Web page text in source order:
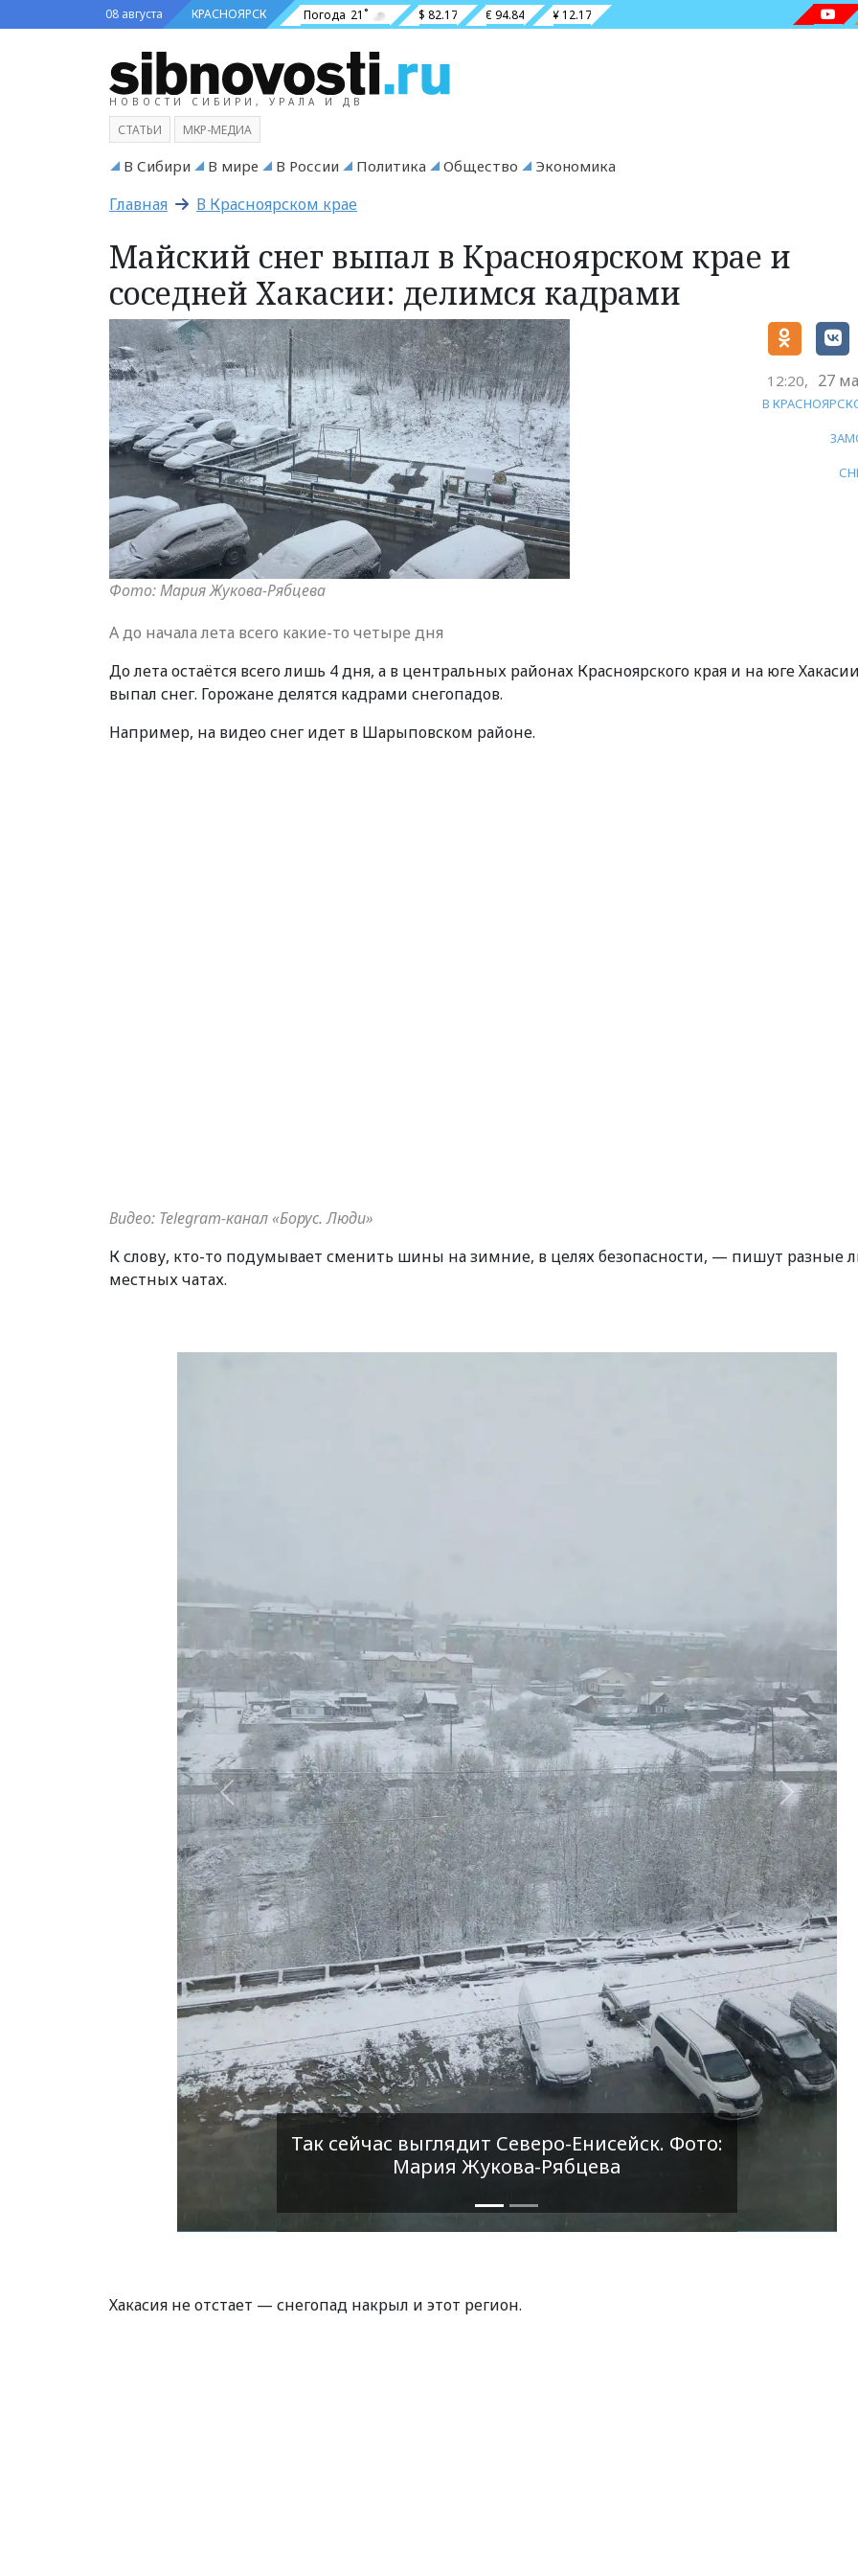
08 августа КРАСНОЯРСК Погода 21˚ $ 82.17 € 94.84 ¥ 12.17
НОВОСТИ СИБИРИ, УРАЛА И ДВ
СТАТЬИ МКР-МЕДИА
В Сибири В мире В России Политика Общество Экономика
Главная В Красноярском крае
Майский снег выпал в Красноярском крае и
соседней Хакасии: делимся кадрами
Фото: Мария Жукова-Рябцева
12:20, 27
В
А до начала лета всего какие-то четыре дня
До лета остаётся всего лишь 4 дня, а в центральных районах Красноярского края и на юге Хакасии
выпал снег. Горожане делятся кадрами снегопадов.
Например, на видео снег идет в Шарыповском районе.
Видео: Telegram-канал «Борус. Люди»
К слову, кто-то подумывает сменить шины на зимние, в целях безопасности, — пишут разные
местных чатах.
Фото: Мария Жукова-Рябцева
Назад Вперед
Хакасия не отстает — снегопад накрыл и этот регион.